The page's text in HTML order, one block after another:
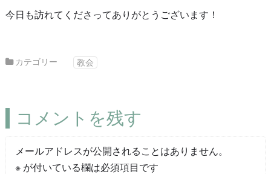
今日も訪れてくださってありがとうございます！
カテゴリー 教会
コメントを残す
メールアドレスが公開されることはありません。
※が付いている欄は必須項目です